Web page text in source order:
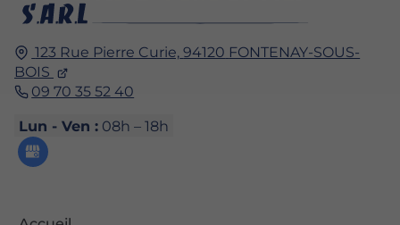
123 Rue Pierre Curie, 94120 FONTENAY-SOUS-
BOIS
09 70 35 52 40
Lun - Ven : 08h – 18h